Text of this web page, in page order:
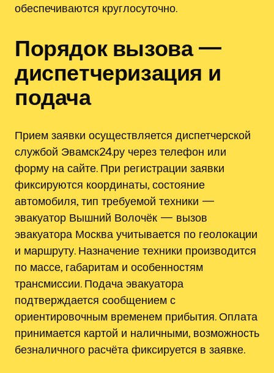
обеспечиваются круглосуточно.
Порядок вызова —
диспетчеризация и
подача
Прием заявки осуществляется диспетчерской
службой Эвамск24.ру через телефон или
форму на сайте. При регистрации заявки
фиксируются координаты, состояние
автомобиля, тип требуемой техники —
эвакуатор Вышний Волочёк — вызов
эвакуатора Москва учитывается по геолокации
и маршруту. Назначение техники производится
по массе, габаритам и особенностям
трансмиссии. Подача эвакуатора
подтверждается сообщением с
ориентировочным временем прибытия. Оплата
принимается картой и наличными, возможность
безналичного расчёта фиксируется в заявке.